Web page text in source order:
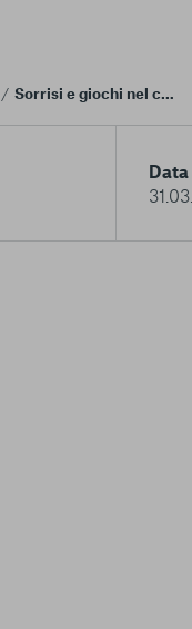
Sorrisi e giochi nel campo profughi. Un video per scoprire l'asilo di Erbil
Data